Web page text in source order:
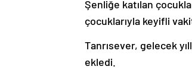
Şenliğe katılan
çocuklarıyla keyifli
Tanrısever, gelecek
ekledi.